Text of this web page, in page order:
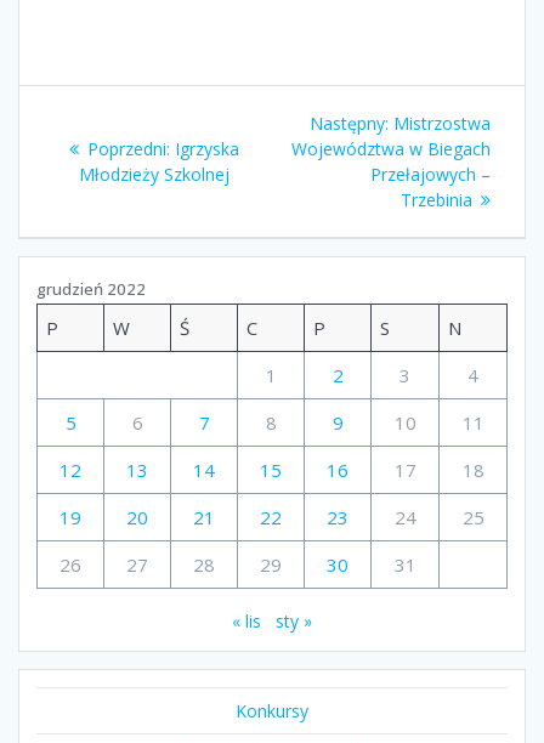
wpisu
Poprzedni: Poprzedni
wpis:
Igrzyska
Młodzieży Szkolnej
Następny: Następny
wpis:
Mistrzostwa
Województwa w Biegach
Przełajowych –
Trzebinia
grudzień 2022
P W Ś C P S
N
1
2 3
4
5
6 7 8 9 10
11
12
13 14 15 16 17
18
19
20 21 22 23 24
25
26
27 28 29 30 31
« lis sty »
Konkursy